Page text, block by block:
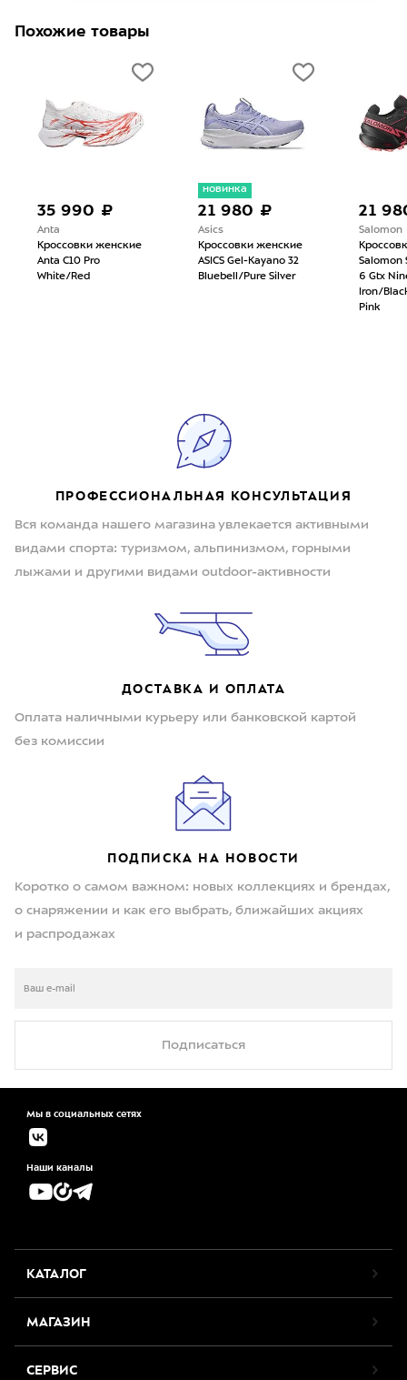
Похожие товары
35 990 ₽
Anta
Кроссовки женские
Anta C10 Pro
White/Red
новинка
21 980 ₽
Asics
Кроссовки женские
ASICS Gel-Kayano 32
Bluebell/Pure Silver
21
Salomon
Salomon
6 Gtx
Iron/
Pink
ПРОФЕССИОНАЛЬНАЯ КОНСУЛЬТАЦИЯ
Вся команда нашего магазина увлекается активными
видами спорта: туризмом, альпинизмом, горными
лыжами и другими видами outdoor-активности
ДОСТАВКА И ОПЛАТА
Оплата наличными курьеру или банковской картой
без комиссии
ПОДПИСКА НА НОВОСТИ
Коротко о самом важном: новых коллекциях и брендах,
о снаряжении и как его выбрать, ближайших акциях
и распродажах
Подписаться
Мы в социальных сетях
Наши каналы
КАТАЛОГ
МАГАЗИН
СЕРВИС